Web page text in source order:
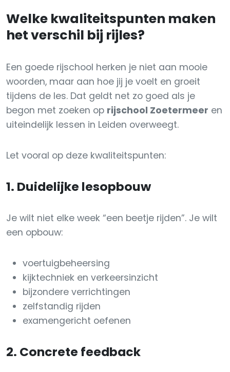
Welke kwaliteitspunten maken
het verschil bij rijles?
Een goede rijschool herken je niet aan mooie
woorden, maar aan hoe jij je voelt en groeit
tijdens de les. Dat geldt net zo goed als je
begon met zoeken op rijschool Zoetermeer en
uiteindelijk lessen in Leiden overweegt.
Let vooral op deze kwaliteitspunten:
1. Duidelijke lesopbouw
Je wilt niet elke week “een beetje rijden”. Je wilt
een opbouw:
voertuigbeheersing
kijktechniek en verkeersinzicht
bijzondere verrichtingen
zelfstandig rijden
examengericht oefenen
2. Concrete feedback